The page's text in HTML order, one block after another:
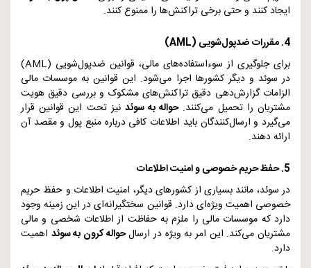
ایجاد کنند و حتی برخی تراکنش‌ها را ممنوع کنند.
4. مقررات ضدپول‌شویی (
AML
)
برای جلوگیری از سوءاستفاده‌های مالی، قوانین ضدپول‌شویی (AML
)
در سوئد و دیگر کشورها اجرا می‌شود. این قوانین به موسسات مالی
الزامات گزارش‌دهی دقیق تراکنش‌های مشکوک و بررسی دقیق هویت
مشتریان را تحمیل می‌کنند.حواله به سوئد نیز تحت این قوانین قرار
می‌گیرد و ارسال‌کنندگان باید اطلاعات کافی درباره منبع پول و مقصد آن
ارائه دهند.
5. حفظ حریم خصوصی و امنیت اطلاعات
در سوئد، مانند بسیاری از کشورهای دیگر، امنیت اطلاعات و حفظ حریم
خصوصی اهمیت ویژه‌ای دارد. قوانین سختگیرانه‌ای در این زمینه وجود
دارد که موسسات مالی را ملزم به حفاظت از اطلاعات شخصی و مالی
مشتریان می‌کند. این امر به ویژه در ارسالحواله کرون به سوئد اهمیت
دارد.